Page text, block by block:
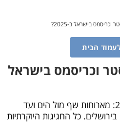
וכריסמס בישראל ב-2025?
הבית
וכריסמס בישראל
מדריך אירועי סילבסטר 2025: מארוחות שף מול הים ועד
בירושלים. כל החגיגות היוקרתיות